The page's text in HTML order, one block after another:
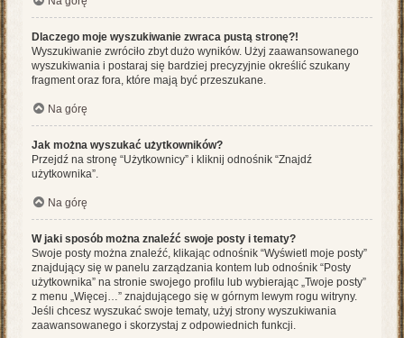
Dlaczego moje wyszukiwanie zwraca pustą stronę?!
Wyszukiwanie zwróciło zbyt dużo wyników. Użyj zaawansowanego
wyszukiwania i postaraj się bardziej precyzyjnie określić szukany
fragment oraz fora, które mają być przeszukane.
Na górę
Jak można wyszukać użytkowników?
Przejdź na stronę “Użytkownicy” i kliknij odnośnik “Znajdź
użytkownika”.
Na górę
W jaki sposób można znaleźć swoje posty i tematy?
Swoje posty można znaleźć, klikając odnośnik “Wyświetl moje posty”
znajdujący się w panelu zarządzania kontem lub odnośnik “Posty
użytkownika” na stronie swojego profilu lub wybierając „Twoje posty”
z menu „Więcej…” znajdującego się w górnym lewym rogu witryny.
Jeśli chcesz wyszukać swoje tematy, użyj strony wyszukiwania
zaawansowanego i skorzystaj z odpowiednich funkcji.